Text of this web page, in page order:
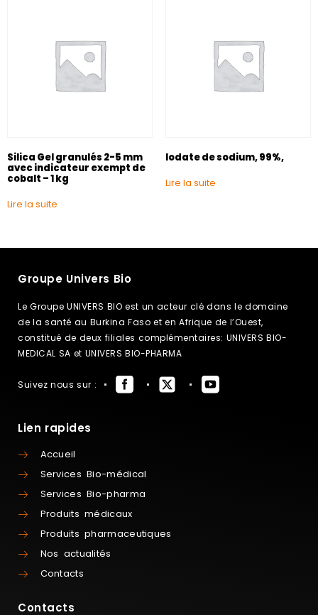
Silica Gel granulés 2-5 mm
avec indicateur exempt de
cobalt – 1 kg
Lire la suite
Iodate de sodium, 99%,
Lire la suite
Groupe Univers Bio
Le Groupe UNIVERS BIO est un acteur clé dans le domaine
de la santé au Burkina Faso et en Afrique de l’Ouest,
constitué de deux filiales complémentaires: UNIVERS BIO-
MEDICAL SA et UNIVERS BIO-PHARMA
Suivez nous sur :
Lien rapides
Accueil
Services Bio-médical
Services Bio-pharma
Produits médicaux
Produits pharmaceutiques
Nos actualités
Contacts
Contacts